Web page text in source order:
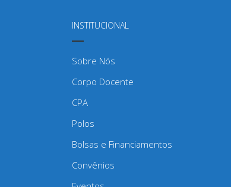
INSTITUCIONAL
Sobre Nós
Corpo Docente
CPA
Polos
Bolsas e Financiamentos
Convênios